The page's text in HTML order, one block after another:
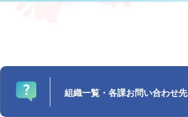
組織一覧・各課お問い合わせ先